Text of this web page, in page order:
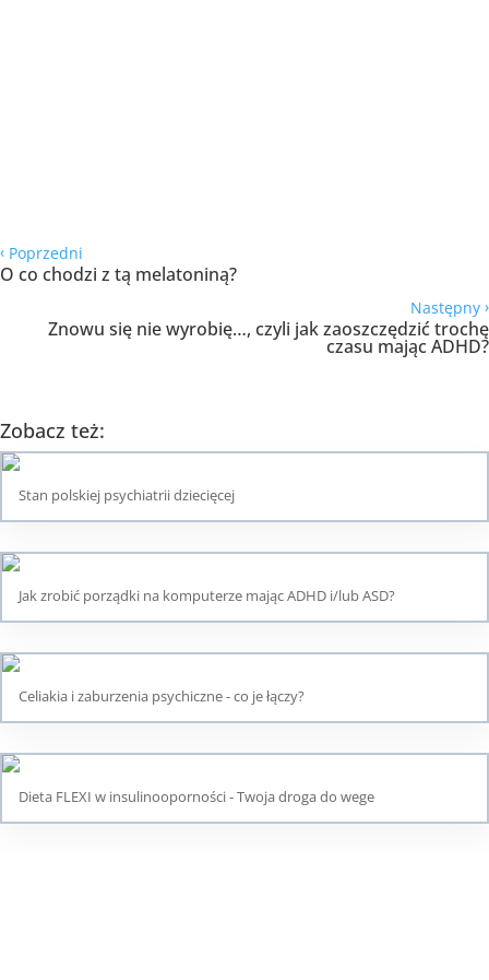
‹ Poprzedni
O co chodzi z tą melatoniną?
Następny ›
Znowu się nie wyrobię…, czyli jak zaoszczędzić trochę
czasu mając ADHD?
Zobacz też:
Stan polskiej psychiatrii dziecięcej
Jak zrobić porządki na komputerze mając ADHD i/lub ASD?
Celiakia i zaburzenia psychiczne - co je łączy?
Dieta FLEXI w insulinooporności - Twoja droga do wege